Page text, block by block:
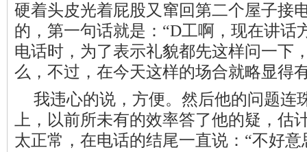
硬着头皮光着屁股又窜回第二个屋子接
的，第一句话就是：“D工啊，现在讲话
电话时，为了表示礼貌都先这样问一下
么，不过，在今天这样的场合就略显得
我违心的说，方便。然后他的问题连
上，以前所未有的效率答了他的疑，估
太正常，在电话的结尾一直说：“不好